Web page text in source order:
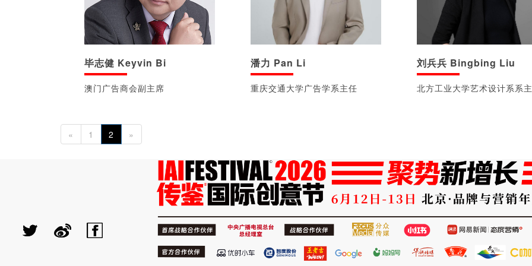
毕志健 Keyvin Bi
澳门广告商会副主席
潘力 Pan Li
重庆交通大学广告学系主任
刘兵兵 Bingbing Liu
北方工业大学艺术设计系系
« 1 2 »